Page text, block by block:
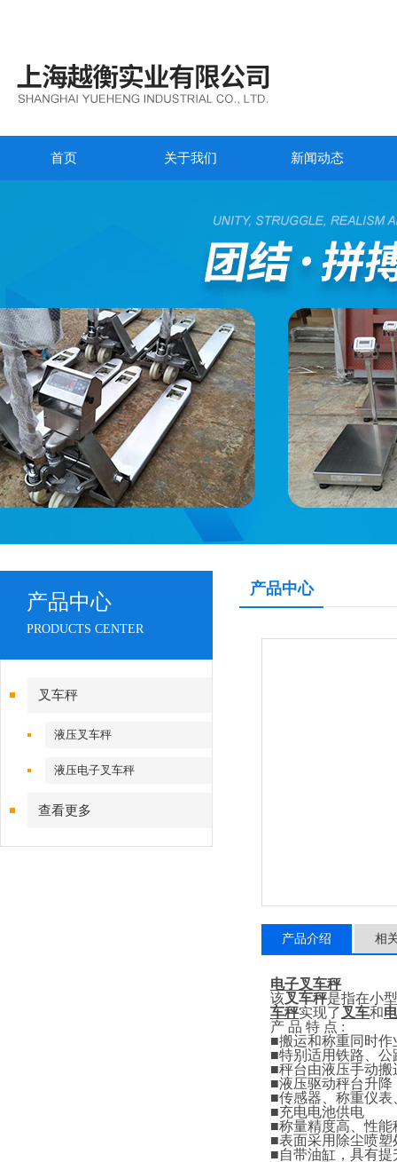
首页 关于我们 新闻动态
产品中心
PRODUCTS CENTER
叉车秤
液压叉车秤
液压电子叉车秤
查看更多
产品中心
产品介绍 相
电子叉车秤
该叉车秤是指在小
车秤实现了 叉车和
产 品 特 点 :
■搬运和称重同时作
■特别适用铁路、
■秤台由液压手动搬
■液压驱动秤台升
■传感器、称重仪
■充电电池供电
■称量精度高、性能
■表面采用除尘喷
■自带油缸，具有